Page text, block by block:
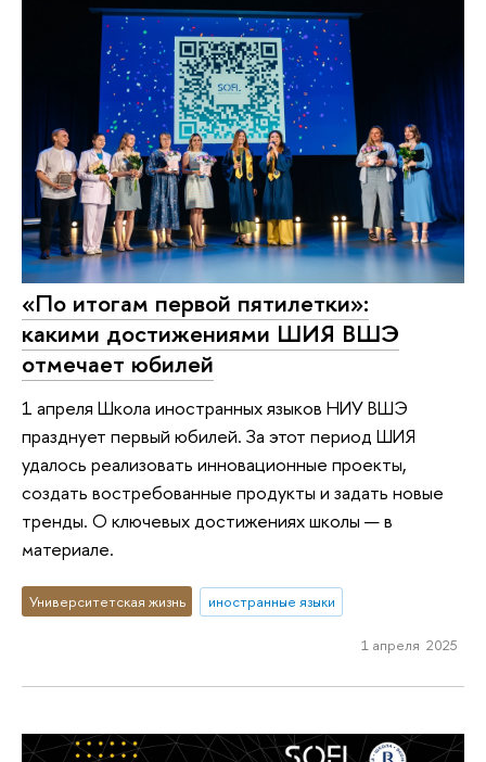
«По итогам первой пятилетки»:
какими достижениями ШИЯ ВШЭ
отмечает юбилей
1 апреля Школа иностранных языков НИУ ВШЭ
празднует первый юбилей. За этот период ШИЯ
удалось реализовать инновационные проекты,
создать востребованные продукты и задать новые
тренды. О ключевых достижениях школы — в
материале.
Университетская жизнь иностранные языки
1 апреля 2025